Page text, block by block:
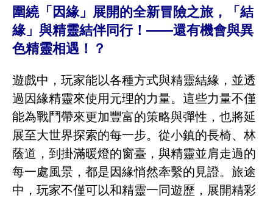
圍繞「因緣」展開的全新冒險之旅，「結
緣」與精靈結伴同行！——還有機會與異
色精靈相遇！？
遊戲中，玩家能以各種方式與精靈結緣，並透
過因緣精靈來使用元理的力量。這些力量不僅
能為戰鬥帶來更加豐富的策略與彈性，也將延
展至大世界探索的每一步。從小鎮的長椅、林
蔭道，到掛滿暖燈的窗臺，與精靈並肩走過的
每一處風景，都是因緣悄然牽繫的見證。旅途
中，玩家不僅可以和精靈一同遊歷，展開精彩